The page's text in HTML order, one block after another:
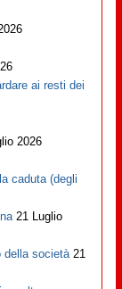
ai resti dei
2026
caduta (degli
21 Luglio
della società 21